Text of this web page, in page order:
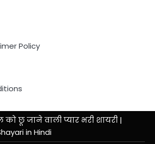
Policy
को छू जाने वाली प्यार भरी शायरी |
in Hindi